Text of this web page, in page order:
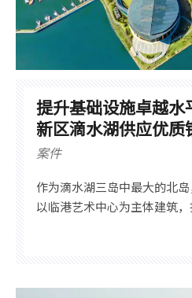
提升基础设施卓越水
新区滴水湖供应优质
案件
作为滴水湖三岛中最大的北岛
以临港艺术中心为主体建筑